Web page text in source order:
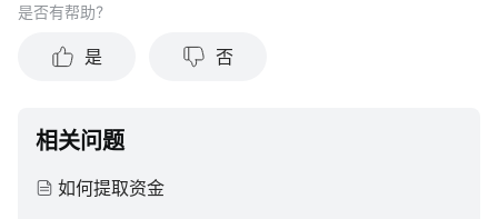
是否有帮助？
是 否
相关问题
如何提取资金